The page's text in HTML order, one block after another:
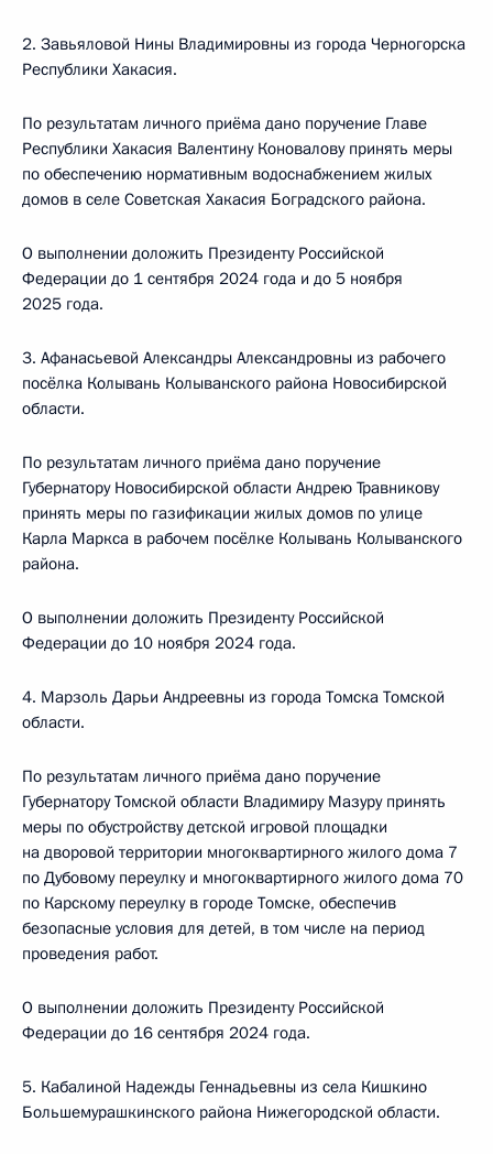
2. Завьяловой Нины Владимировны из города Черногорска
Республики Хакасия.
По результатам личного приёма дано поручение Главе
Республики Хакасия Валентину Коновалову принять меры
по обеспечению нормативным водоснабжением жилых
домов в селе Советская Хакасия Боградского района.
О выполнении доложить Президенту Российской
Федерации до 1 сентября 2024 года и до 5 ноября
2025 года.
3. Афанасьевой Александры Александровны из рабочего
посёлка Колывань Колыванского района Новосибирской
области.
По результатам личного приёма дано поручение
Губернатору Новосибирской области Андрею Травникову
принять меры по газификации жилых домов по улице
Карла Маркса в рабочем посёлке Колывань Колыванского
района.
О выполнении доложить Президенту Российской
Федерации до 10 ноября 2024 года.
4. Марзоль Дарьи Андреевны из города Томска Томской
области.
По результатам личного приёма дано поручение
Губернатору Томской области Владимиру Мазуру принять
меры по обустройству детской игровой площадки
на дворовой территории многоквартирного жилого дома 7
по Дубовому переулку и многоквартирного жилого дома 70
по Карскому переулку в городе Томске, обеспечив
безопасные условия для детей, в том числе на период
проведения работ.
О выполнении доложить Президенту Российской
Федерации до 16 сентября 2024 года.
5. Кабалиной Надежды Геннадьевны из села Кишкино
Большемурашкинского района Нижегородской области.